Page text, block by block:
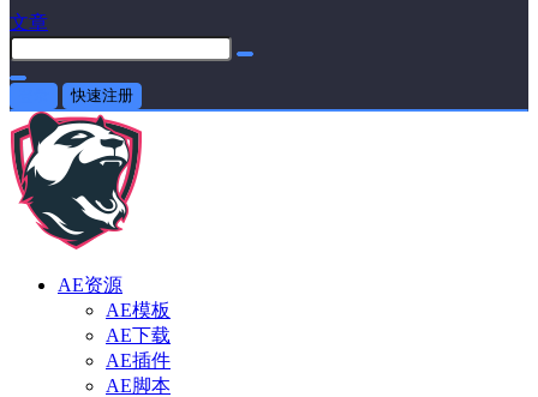
文章
快速注册
AE资源
AE模板
AE下载
AE插件
AE脚本